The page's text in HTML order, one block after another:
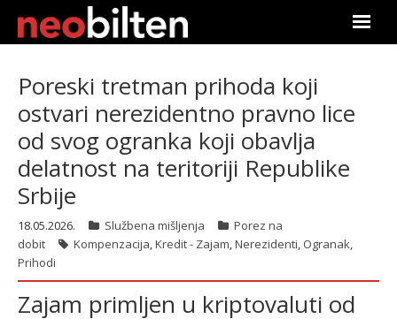
Претрага
Актуелно
Подаци
Линкови
О нама
Poreski tretman prihoda koji
ostvari nerezidentno pravno lice
od svog ogranka koji obavlja
delatnost na teritoriji Republike
Srbije
18.05.2026. Službena mišljenja
Porez na
dobit
Kompenzacija,Kredit - Zajam,Nerezidenti, Ogranak,
Prihodi
Zajam primljen u kriptovaluti od